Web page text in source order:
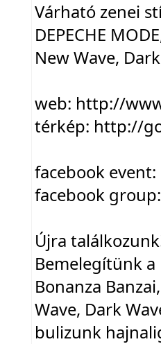
Várható zenei
DEPECHE
New Wave,
web: http://
térkép: http://
facebook event:
facebook
Újra
Bemelegítünk
Bonanza
Wave, Dark
bulizunk